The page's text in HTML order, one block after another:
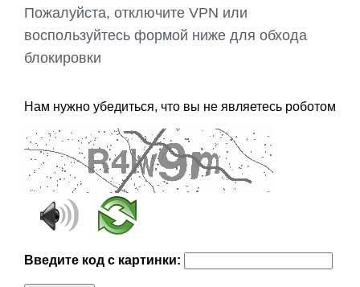
Пожалуйста, отключите VPN или
воспользуйтесь формой ниже для обхода
блокировки
Нам нужно убедиться, что вы не являетесь роботом
Введите код с картинки: